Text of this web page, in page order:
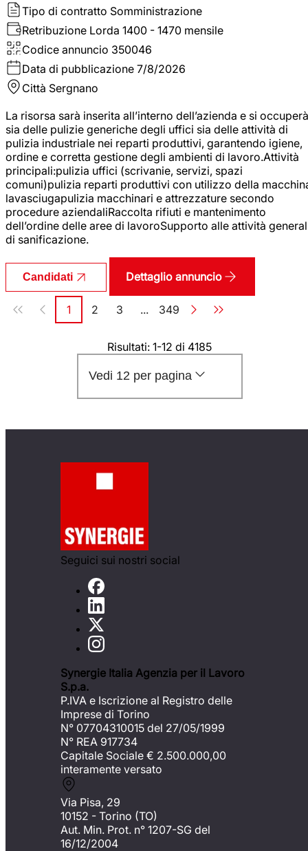
Tipo di contratto Somministrazione
Retribuzione Lorda 1400 - 1470 mensile
Codice annuncio 350046
Data di pubblicazione 7/8/2026
Città Sergnano
La risorsa sarà inserita all’interno dell’azienda e si occuperà
sia delle pulizie generiche degli uffici sia delle attività di
pulizia industriale nei reparti produttivi, garantendo igiene,
ordine e corretta gestione degli ambienti di lavoro.Attività
principali:pulizia uffici (scrivanie, servizi, spazi
comuni)pulizia reparti produttivi con utilizzo della
lavasciugapulizia macchinari e attrezzature secondo
procedure aziendaliRaccolta rifiuti e mantenimento
dell’ordine delle aree di lavoroSupporto alle attività
di sanificazione.
Candidati Dettaglio annuncio
Paginazione
Pagina
1 Pagina
2 Pagina
3 ... Pagina
349
Risultati: 1-12 di 4185
Vedi 12 per pagina
Seguici sui nostri social
Synergie Italia Agenzia per il Lavoro
S.p.a.
P.IVA e Iscrizione al Registro delle
Imprese di Torino
N° 07704310015 del 27/05/1999
N° REA 917734
Capitale Sociale € 2.500.000,00
interamente versato
Via Pisa, 29
10152 - Torino (TO)
Aut. Min. Prot. n° 1207-SG del
16/12/2004